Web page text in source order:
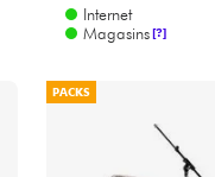
Internet
Magasins [?]
PACKS